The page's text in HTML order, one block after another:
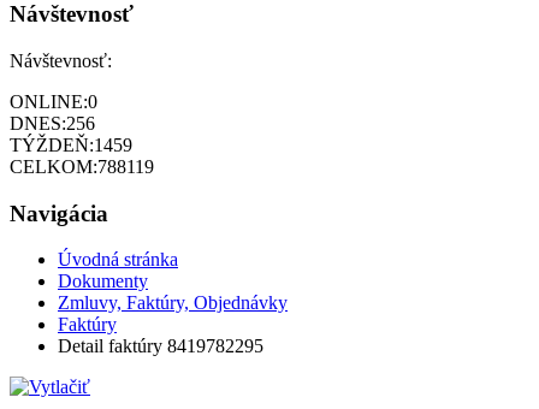
Návštevnosť
Návštevnosť:
ONLINE:0
DNES:256
TÝŽDEŇ:1459
CELKOM:788119
Navigácia
Úvodná stránka
Dokumenty
Zmluvy, Faktúry, Objednávky
Faktúry
Detail faktúry 8419782295